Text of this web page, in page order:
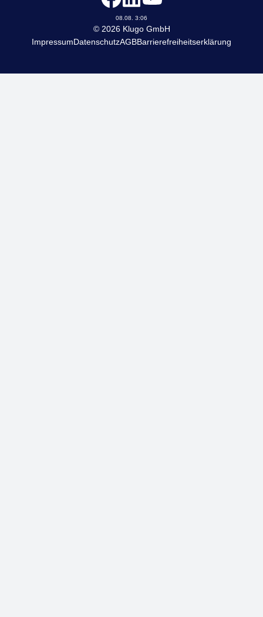
KLUGO
08.08. 3:06
© 2026 Klugo GmbH
ImpressumDatenschutzAGBBarrierefreiheitserklärung